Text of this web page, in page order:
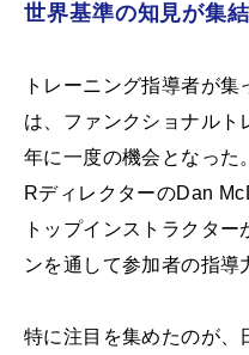
世界基準の知見が集結
トレーニング指導者が集
は、ファンクショナルト
年に一度の機会となっ
RディレクターのDan
トップインストラクタ
ンを通して参加者の指導
特に注目を集めたのが、